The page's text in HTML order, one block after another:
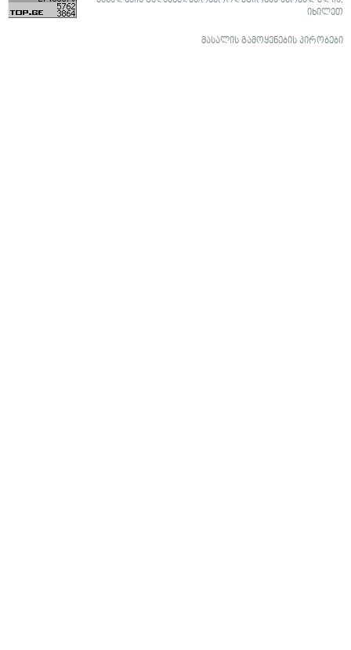
იხილეთ
მასალის გამოყენების პირობები